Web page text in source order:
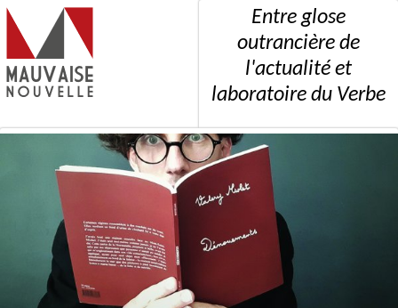
Entre glose
outrancière de
l'actualité et
laboratoire du Verbe